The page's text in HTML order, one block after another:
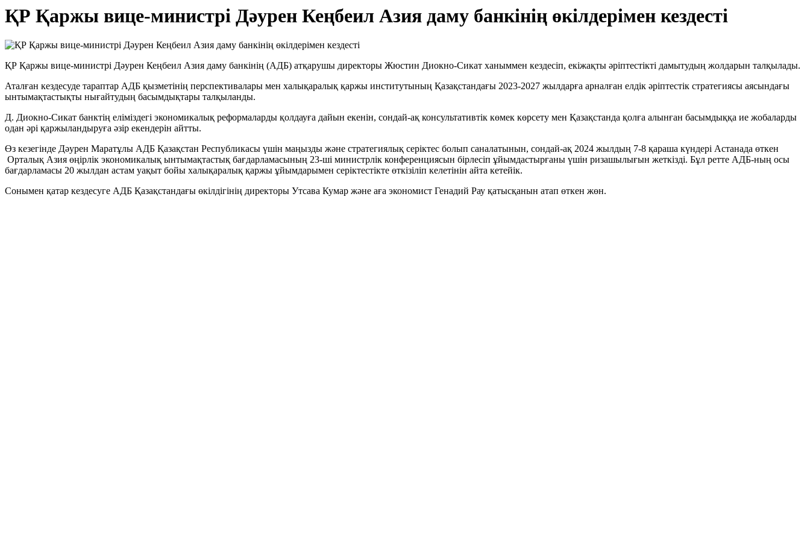
ҚР Қаржы вице-министрі Дәурен Кеңбеил Азия даму банкінің өкілдерімен кездесті
ҚР Қаржы вице-министрі Дәурен Кеңбеил Азия даму банкінің (АДБ) атқарушы директоры Жюстин Диокно-Сикат ханыммен кездесіп, екіжақты әріптестікті дамытудың жолдарын талқылады.
Аталған кездесуде тараптар АДБ қызметінің перспективалары мен халықаралық қаржы институтының Қазақстандағы 2023-2027 жылдарға арналған елдік әріптестік стратегиясы аясындағы
ынтымақтастықты нығайтудың басымдықтары талқыланды.
Д. Диокно-Сикат банктің еліміздегі экономикалық реформаларды қолдауға дайын екенін, сондай-ақ консультативтік көмек көрсету мен Қазақстанда қолға алынған басымдыққа ие жобаларды
одан әрі қаржыландыруға әзір екендерін айтты.
Өз кезегінде Дәурен Маратұлы АДБ Қазақстан Республикасы үшін маңызды және стратегиялық серіктес болып саналатынын, сондай-ақ 2024 жылдың 7-8 қараша күндері Астанада өткен
Орталық Азия өңірлік экономикалық ынтымақтастық бағдарламасының 23-ші министрлік конференциясын бірлесіп ұйымдастырғаны үшін ризашылығын жеткізді. Бұл ретте АДБ-ның осы
бағдарламасы 20 жылдан астам уақыт бойы халықаралық қаржы ұйымдарымен серіктестікте өткізіліп келетінін айта кетейік.
Сонымен қатар кездесуге АДБ Қазақстандағы өкілдігінің директоры Утсава Кумар және аға экономист Генадий Рау қатысқанын атап өткен жөн.